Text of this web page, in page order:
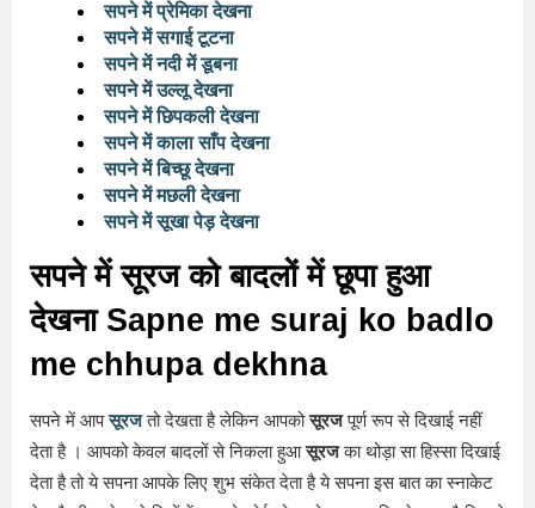
सपने में प्रेमिका देखना
सपने में सगाई टूटना
सपने में नदी में डूबना
सपने में उल्लू देखना
सपने में छिपकली देखना
सपने में काला साँप देखना
सपने में बिच्छू देखना
सपने में मछली देखना
सपने में सूखा पेड़ देखना
सपने में सूरज को बादलों में छूपा हुआ
देखना Sapne me suraj ko badlo
me chhupa dekhna
सपने में आपसूरजतो देखता है लेकिन आपकोसूरजपूर्ण रूप से दिखाई नहीं
देता है । आपको केवल बादलों से निकला हुआसूरजका थोड़ा सा हिस्सा दिखाई
देता है तो ये सपना आपके लिए शुभ संकेत देता है ये सपना इस बात का स्नाकेट